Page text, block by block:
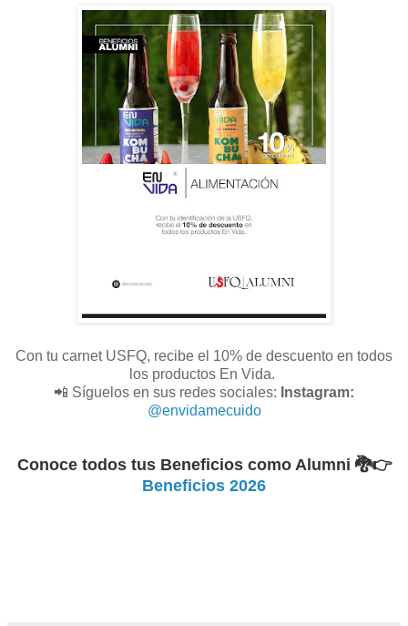
Con tu carnet USFQ, recibe el 10% de descuento en todos
los productos En Vida.
📲 Síguelos en sus redes sociales: Instagram:
@envidamecuido
Conoce todos tus Beneficios como Alumni 🐉👉
Beneficios 2026